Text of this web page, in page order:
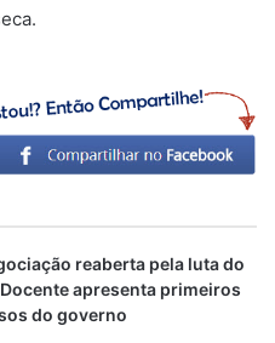
reaberta pela luta do
apresenta primeiros
do governo